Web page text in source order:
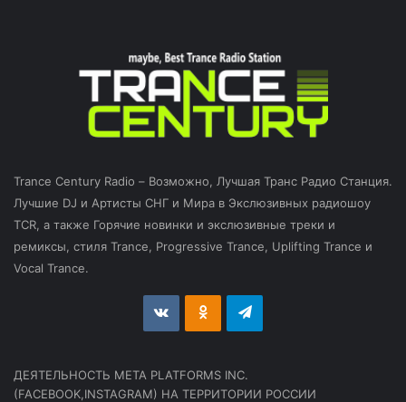
Trance Century Radio – Возможно, Лучшая Транс Радио Станция.
Лучшие DJ и Артисты СНГ и Мира в Экслюзивных радиошоу
TCR, а также Горячие новинки и экслюзивные треки и
ремиксы, стиля Trance, Progressive Trance, Uplifting Trance и
Vocal Trance.
vk.com Odnoklassniki
Telegram
ДЕЯТЕЛЬНОСТЬ МЕТА PLATFORMS INC.
(FACEBOOK,INSTAGRAM) НА ТЕРРИТОРИИ РОССИИ